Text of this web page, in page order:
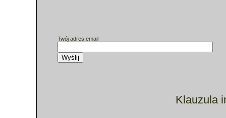
Twój adres email
Klauzula